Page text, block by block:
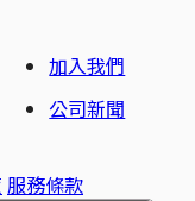
加入我們
公司新聞
服務條款